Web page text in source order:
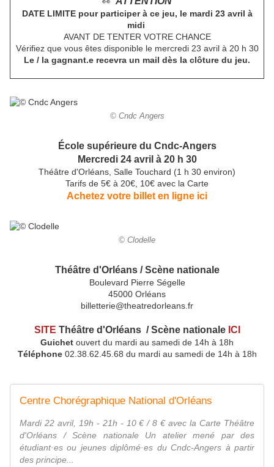
DATE LIMITE pour participer à ce jeu, le mardi 23 avril à
midi
AVANT DE TENTER VOTRE CHANCE
Vérifiez que vous êtes disponible le mercredi 23 avril à 20 h 30
Le / la gagnant.e recevra un mail dès la clôture du jeu.
© Cndc Angers
École supérieure du Cndc-Angers
Mercredi 24 avril à 20 h 30
Théâtre d'Orléans, Salle Touchard (1 h 30 environ)
Tarifs de 5€ à 20€, 10€ avec la Carte
Achetez votre billet en ligne ici
© Clodelle
Théâtre d'Orléans / Scène nationale
Boulevard Pierre Ségelle
45000 Orléans
billetterie@theatredorleans.fr
SITE Théâtre d'Orléans / Scène nationale ICI
Guichet ouvert du mardi au samedi de 14h à 18h
Téléphone02.38.62.45.68 du mardi au samedi de 14h à 18h
Centre Chorégraphique National d'Orléans
Mardi 22 avril, 19h - 21h - 10 € / 8 € avec la Carte Théâtre
d'Orléans / Scène nationale Un atelier mené par des
étudiant·es ou jeunes diplômé·es du Cndc-Angers à partir
des principe...